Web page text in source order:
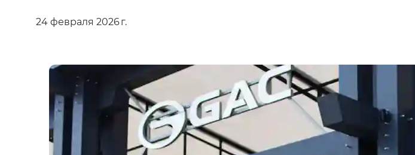
24 февраля 2026 г.